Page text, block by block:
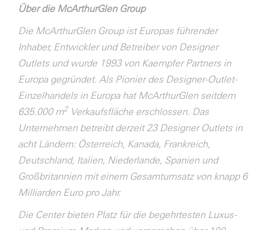
Über die McArthurGlen Group
Die McArthurGlen Group ist Europas führender
Inhaber, Entwickler und Betreiber von Designer
Outlets und wurde 1993 von Kaempfer Partners in
Europa gegründet. Als Pionier des Designer-Outlet-
Einzelhandels in Europa hat McArthurGlen seitdem
635.000 m2Verkaufsfläche erschlossen. Das
Unternehmen betreibt derzeit 23 Designer Outlets in
acht Ländern: Österreich, Kanada, Frankreich,
Deutschland, Italien, Niederlande, Spanien und
Großbritannien mit einem Gesamtumsatz von knapp 6
Milliarden Euro pro Jahr.
Die Center bieten Platz für die begehrtesten Luxus-